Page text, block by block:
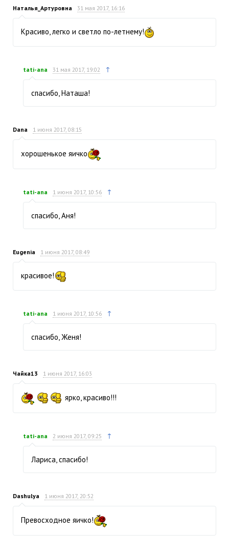
Наталья_Артуровна 31 мая 2017, 16:16
Красиво, легко и светло по-летнему!
tati-ana 31 мая 2017, 19:02 ↑
спасибо, Наташа!
Dana 1 июня 2017, 08:15
хорошенькое яичко
tati-ana 1 июня 2017, 10:56 ↑
спасибо, Аня!
Eugenia 1 июня 2017, 08:49
красивое!
tati-ana 1 июня 2017, 10:56 ↑
спасибо, Женя!
Чайка13 1 июня 2017, 16:03
ярко, красиво!!!
tati-ana 2 июня 2017, 09:25 ↑
Лариса, спасибо!
Dashulya 1 июня 2017, 20:52
Превосходное яичко!